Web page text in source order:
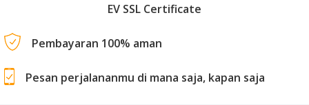
EV SSL Certificate
Pembayaran 100% aman
Pesan perjalananmu di mana saja, kapan saja